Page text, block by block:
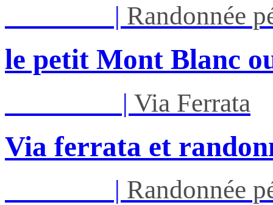
| Randonnée
le petit Mont Blanc
| Via Ferrata
Via ferrata et
| Randonnée